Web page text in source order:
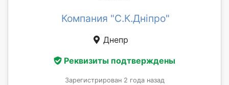
Компания "С.К.Дніпро"
Днепр
Реквизиты подтверждены
Зарегистрирован 2 года назад